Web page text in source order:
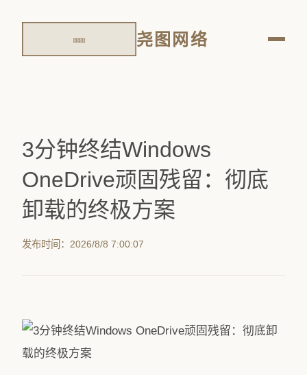
尧图网络
3分钟终结Windows
OneDrive顽固残留：彻底
卸载的终极方案
发布时间：2026/8/8 7:00:07